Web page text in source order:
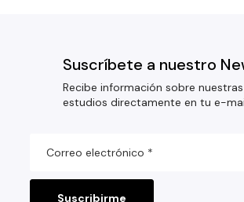
Suscríbete a nuestro
Recibe información sobre
estudios directamente en tu e-